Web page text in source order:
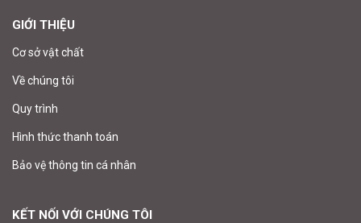
GIỚI THIỆU
Cơ sở vật chất
Về chúng tôi
Quy trình
Hình thức thanh toán
Bảo vệ thông tin cá nhân
KẾT NỐI VỚI CHÚNG TÔI